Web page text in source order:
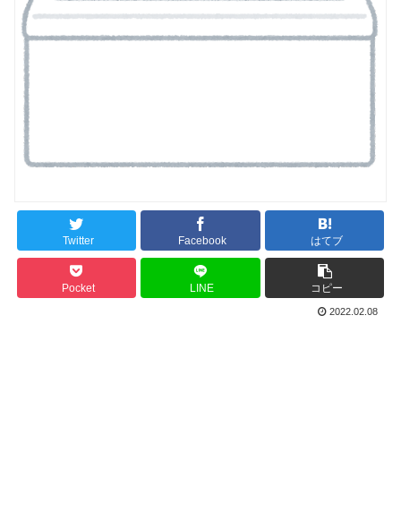
Twitter Facebook はてブ
Pocket LINE コピー
2022.02.08